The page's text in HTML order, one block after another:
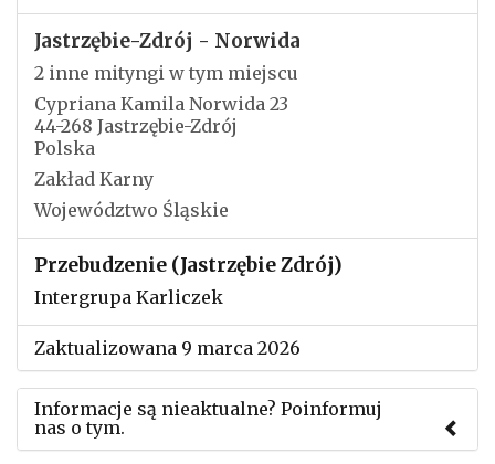
Jastrzębie-Zdrój - Norwida
2 inne mityngi w tym miejscu
Cypriana Kamila Norwida 23
44-268 Jastrzębie-Zdrój
Polska
Zakład Karny
Województwo Śląskie
Przebudzenie (Jastrzębie Zdrój)
Intergrupa Karliczek
Zaktualizowana 9 marca 2026
Informacje są nieaktualne? Poinformuj
nas o tym.